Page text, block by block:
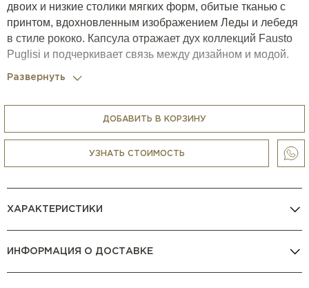
двоих и низкие столики мягких форм, обитые тканью с
принтом, вдохновленным изображением Леды и лебедя
в стиле рококо. Капсула отражает дух коллекций Fausto
Puglisi и подчеркивает связь между дизайном и модой.
Развернуть
ДОБАВИТЬ В КОРЗИНУ
УЗНАТЬ СТОИМОСТЬ
ХАРАКТЕРИСТИКИ
ИНФОРМАЦИЯ О ДОСТАВКЕ